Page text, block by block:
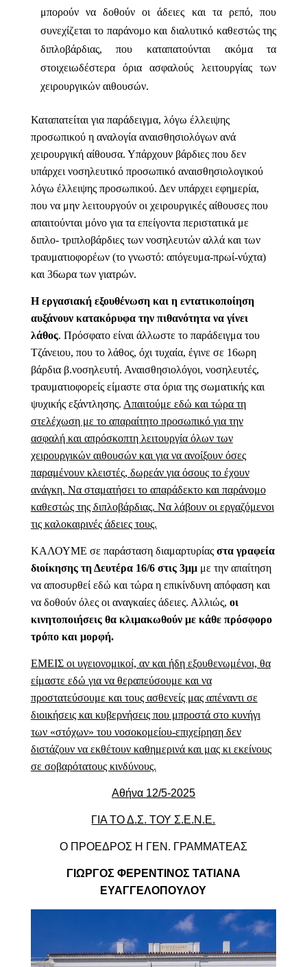
μπορούν να δοθούν οι άδειες και τα ρεπό, που
συνεχίζεται το παράνομο και διαλυτικό καθεστώς της
διπλοβάρδιας, που καταπατούνται ακόμα τα
στοιχειωδέστερα όρια ασφαλούς λειτουργίας των
χειρουργικών αιθουσών.
Καταπατείται για παράδειγμα, λόγω έλλειψης
προσωπικού η αναλογία αναισθησιολόγων ανά
χειρουργική αίθουσα. Υπάρχουν βάρδιες που δεν
υπάρχει νοσηλευτικό προσωπικό αναισθησιολογικού
λόγω έλλειψης προσωπικού. Δεν υπάρχει εφημερία,
που να μην λειτουργούν οι χειρουργικές αίθουσες που
απαιτούνται μόνο για τα επείγοντα περιστατικά με
διπλο- τριπλοβάρδιες των νοσηλευτών αλλά και των
τραυματιοφορέων (το γνωστό: απόγευμα-πρωί-νύχτα)
και 36ωρα των γιατρών.
Η εργασιακή εξουθένωση και η εντατικοποίηση
αυξάνουν κατακόρυφα την πιθανότητα να γίνει
λάθος. Πρόσφατο είναι άλλωστε το παράδειγμα του
Τζάνειου, που το λάθος, όχι τυχαία, έγινε σε 16ωρη
βάρδια β.νοσηλευτή. Αναισθησιολόγοι, νοσηλευτές,
τραυματιοφορείς είμαστε στα όρια της σωματικής και
ψυχικής εξάντλησης. Απαιτούμε εδώ και τώρα τη
στελέχωση με το απαραίτητο προσωπικό για την
ασφαλή και απρόσκοπτη λειτουργία όλων των
χειρουργικών αιθουσών και για να ανοίξουν όσες
παραμένουν κλειστές, δωρεάν για όσους το έχουν
ανάγκη. Να σταματήσει το απαράδεκτο και παράνομο
καθεστώς της διπλοβάρδιας. Να λάβουν οι εργαζόμενοι
τις καλοκαιρινές άδειες τους.
ΚΑΛΟΥΜΕ σε παράσταση διαμαρτυρίας στα γραφεία
διοίκησης τη Δευτέρα 16/6 στις 3μμμε την απαίτηση
να αποσυρθεί εδώ και τώρα η επικίνδυνη απόφαση και
να δοθούν όλες οι αναγκαίες άδειες. Αλλιώς, οι
κινητοποιήσεις θα κλιμακωθούν με κάθε πρόσφορο
τρόπο και μορφή.
ΕΜΕΙΣ οι υγειονομικοί, αν και ήδη εξουθενωμένοι, θα
είμαστε εδώ για να θεραπεύσουμε και να
προστατεύσουμε και τους ασθενείς μας απέναντι σε
διοικήσεις και κυβερνήσεις που μπροστά στο κυνήγι
των «στόχων» του νοσοκομείου-επιχείρηση δεν
διστάζουν να εκθέτουν καθημερινά και μας κι εκείνους
σε σοβαρότατους κινδύνους.
Αθήνα 12/5-2025
ΓΙΑ ΤΟ Δ.Σ. ΤΟΥ Σ.Ε.Ν.Ε.
Ο ΠΡΟΕΔΡΟΣ Η ΓΕΝ. ΓΡΑΜΜΑΤΕΑΣ
ΓΙΩΡΓΟΣ ΦΕΡΕΝΤΙΝΟΣ ΤΑΤΙΑΝΑ
ΕΥΑΓΓΕΛΟΠΟΥΛΟΥ